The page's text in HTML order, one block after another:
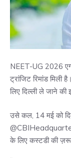
NEET-UG 2026
ट्रांजिट रिमांड मिली
लिए दिल्ली ले जाने की
उसे कल, 14 मई को
के लिए कस्टडी की